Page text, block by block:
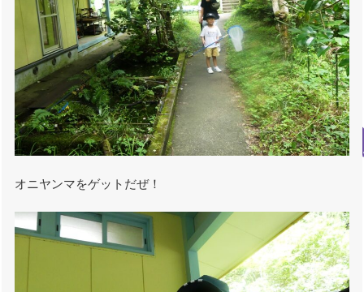
オニヤンマをゲットだぜ！